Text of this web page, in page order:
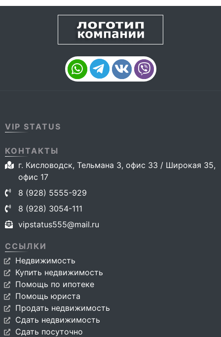
VIP STATUS
КОНТАКТЫ
г. Кисловодск, Тельмана 3, офис 33 / Широкая 35,
офис 17
8 (928) 5555-929
8 (928) 3054-111
vipstatus555@mail.ru
ССЫЛКИ
Недвижимость
Купить недвижимость
Помощь по ипотеке
Помощь юриста
Продать недвижимость
Сдать недвижимость
Сдать посуточно